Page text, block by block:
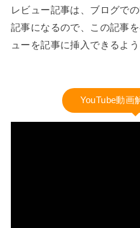
レビュー記事は、ブログで
記事になるので、この記事
ューを記事に挿入できるよ
YouTube動画